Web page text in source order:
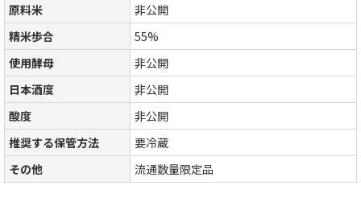
原料米
非公開
精米歩合
55%
使用酵母
非公開
日本酒度
非公開
酸度
非公開
推奨する保管方法
要冷蔵
その他
流通数量限定品